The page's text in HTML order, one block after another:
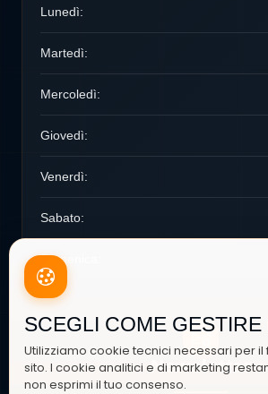
SCEGLI COME GESTIRE
Utilizziamo cookie tecnici necessari per
sito. I cookie analitici e di marketing
non esprimi il tuo consenso.
Lunedì:
Martedì:
Mercoledì:
Giovedì:
Venerdì:
Sabato:
Domenica:
Newsletter